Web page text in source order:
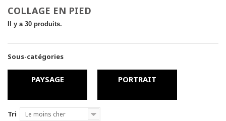
COLLAGE EN PIED
Il y a 30 produits.
Sous-catégories
PAYSAGE PORTRAIT
Tri Le moins cher